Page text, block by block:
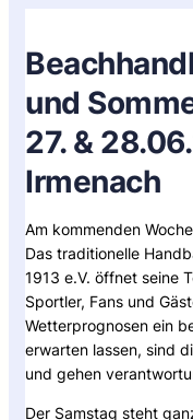
und
27. &
Irmenach
Am kommenden
Das traditionelle
1913 e.V. öffnet seine
Sportler, Fans und
Wetterprognosen ein
erwarten lassen, sind
und gehen
Der Samstag steht